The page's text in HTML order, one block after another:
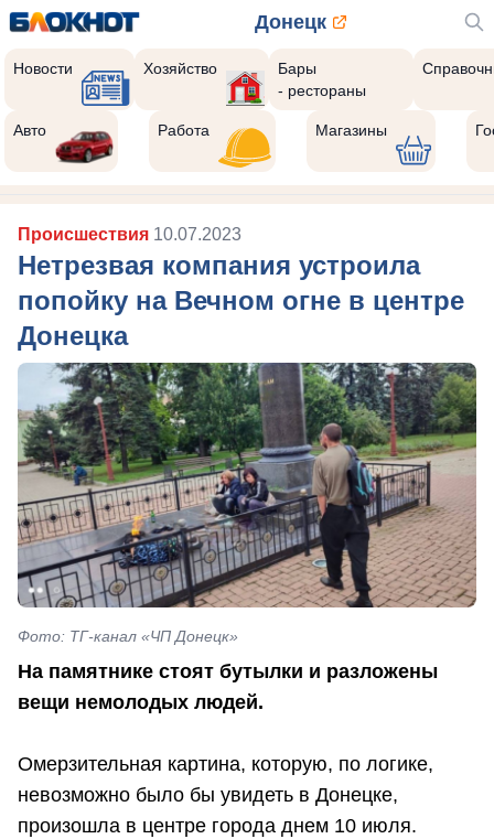
Донецк
Новости Хозяйство
Бары
- рестораны
Авто Работа Магазины
Происшествия 10.07.2023
Нетрезвая компания устроила
попойку на Вечном огне в центре
Донецка
Фото: ТГ-канал «ЧП Донецк»
На памятнике стоят бутылки и разложены
вещи немолодых людей.
Омерзительная картина, которую, по логике,
невозможно было бы увидеть в Донецке,
произошла в центре города днем 10 июля.